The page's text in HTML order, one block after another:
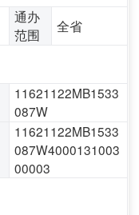
通办
范围
全省
11621122MB1533
087W
11621122MB1533
087W4000131003
00003